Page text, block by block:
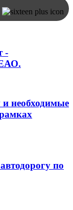
-
необходимые
по